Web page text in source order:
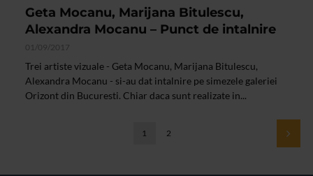
Geta Mocanu, Marijana Bitulescu,
Alexandra Mocanu – Punct de intalnire
01/09/2017
Trei artiste vizuale - Geta Mocanu, Marijana Bitulescu,
Alexandra Mocanu - si-au dat intalnire pe simezele galeriei
Orizont din Bucuresti. Chiar daca sunt realizate in...
1 2